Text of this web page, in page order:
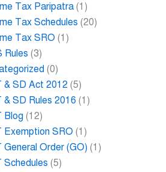
Tax Paripatra (1)
Tax Schedules (20)
Tax SRO (1)
Rules (3)
(0)
& SD Act 2012 (5)
& SD Rules 2016 (1)
Blog(12)
Exemption SRO (1)
General Order (GO) (1)
Schedules (5)